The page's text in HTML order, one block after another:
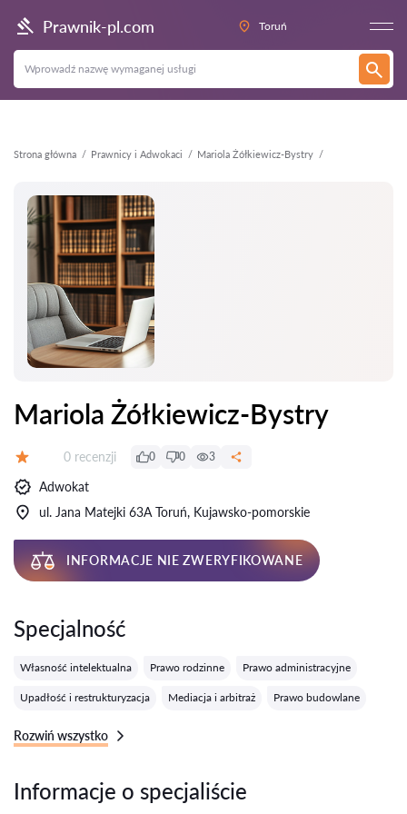
Prawnik-pl.com Toruń
Strona główna Prawnicy i Adwokaci Mariola Żółkiewicz-Bystry
Wstecz
Mariola Żółkiewicz-Bystry
Recenzji:
0 recenzji 0 0 3
Adwokat
ul. Jana Matejki 63A Toruń, Kujawsko-pomorskie
INFORMACJE NIE ZWERYFIKOWANE
Specjalność
Własność intelektualna Prawo rodzinne Prawo administracyjne
Upadłość i restrukturyzacja Mediacja i arbitraż Prawo budowlane
Rozwiń wszystko
Informacje o specjaliście